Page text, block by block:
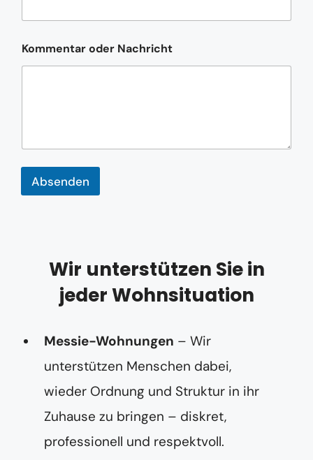
e
o
m
m
Kommentar oder Nachricht
Absenden
Wir unterstützen Sie in
jeder Wohnsituation
Messie-Wohnungen – Wir
unterstützen Menschen dabei,
wieder Ordnung und Struktur in ihr
Zuhause zu bringen – diskret,
professionell und respektvoll.